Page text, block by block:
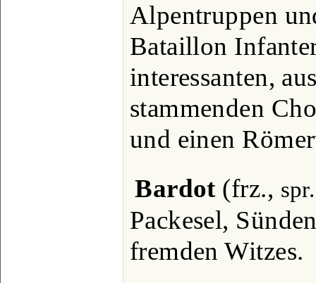
Alpentruppen
Bataillon
interessanten,
stammenden
und einen
Bardot(frz.,
Packesel,
fremden Witzes.